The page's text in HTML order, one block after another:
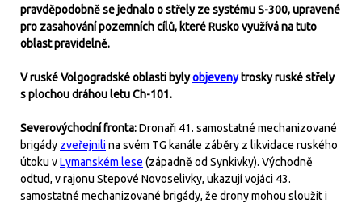
pravděpodobně se jednalo o střely ze systému S-300, upravené
pro zasahování pozemních cílů, které Rusko využívá na tuto
oblast pravidelně.
V ruské Volgogradské oblasti bylyobjevenytrosky ruské střely
s plochou dráhou letu Ch-101.
Severovýchodní fronta:Dronaři 41. samostatné mechanizované
brigády zveřejnilina svém TG kanále záběry z likvidace ruského
útoku vLymanském lese (západně od Synkivky). Východně
odtud, v rajonu Stepové Novoselivky, ukazují vojáci 43.
samostatné mechanizované brigády, že drony mohou sloužit i